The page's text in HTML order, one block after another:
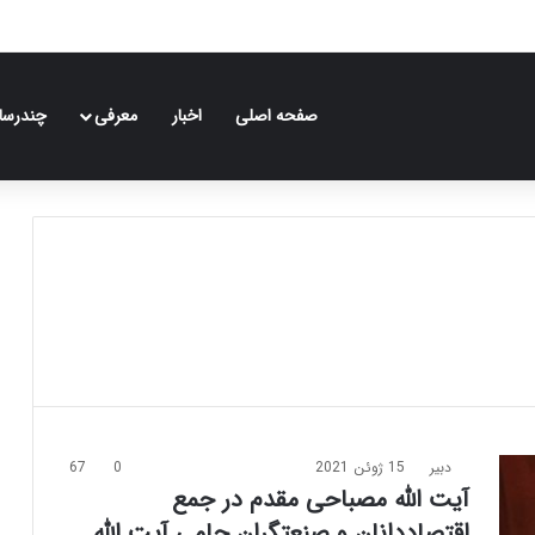
صفحه اصلی اخبار معرفی
دبیر 15 ژوئن 2021 0
67
آیت الله مصباحی مقدم در جمع